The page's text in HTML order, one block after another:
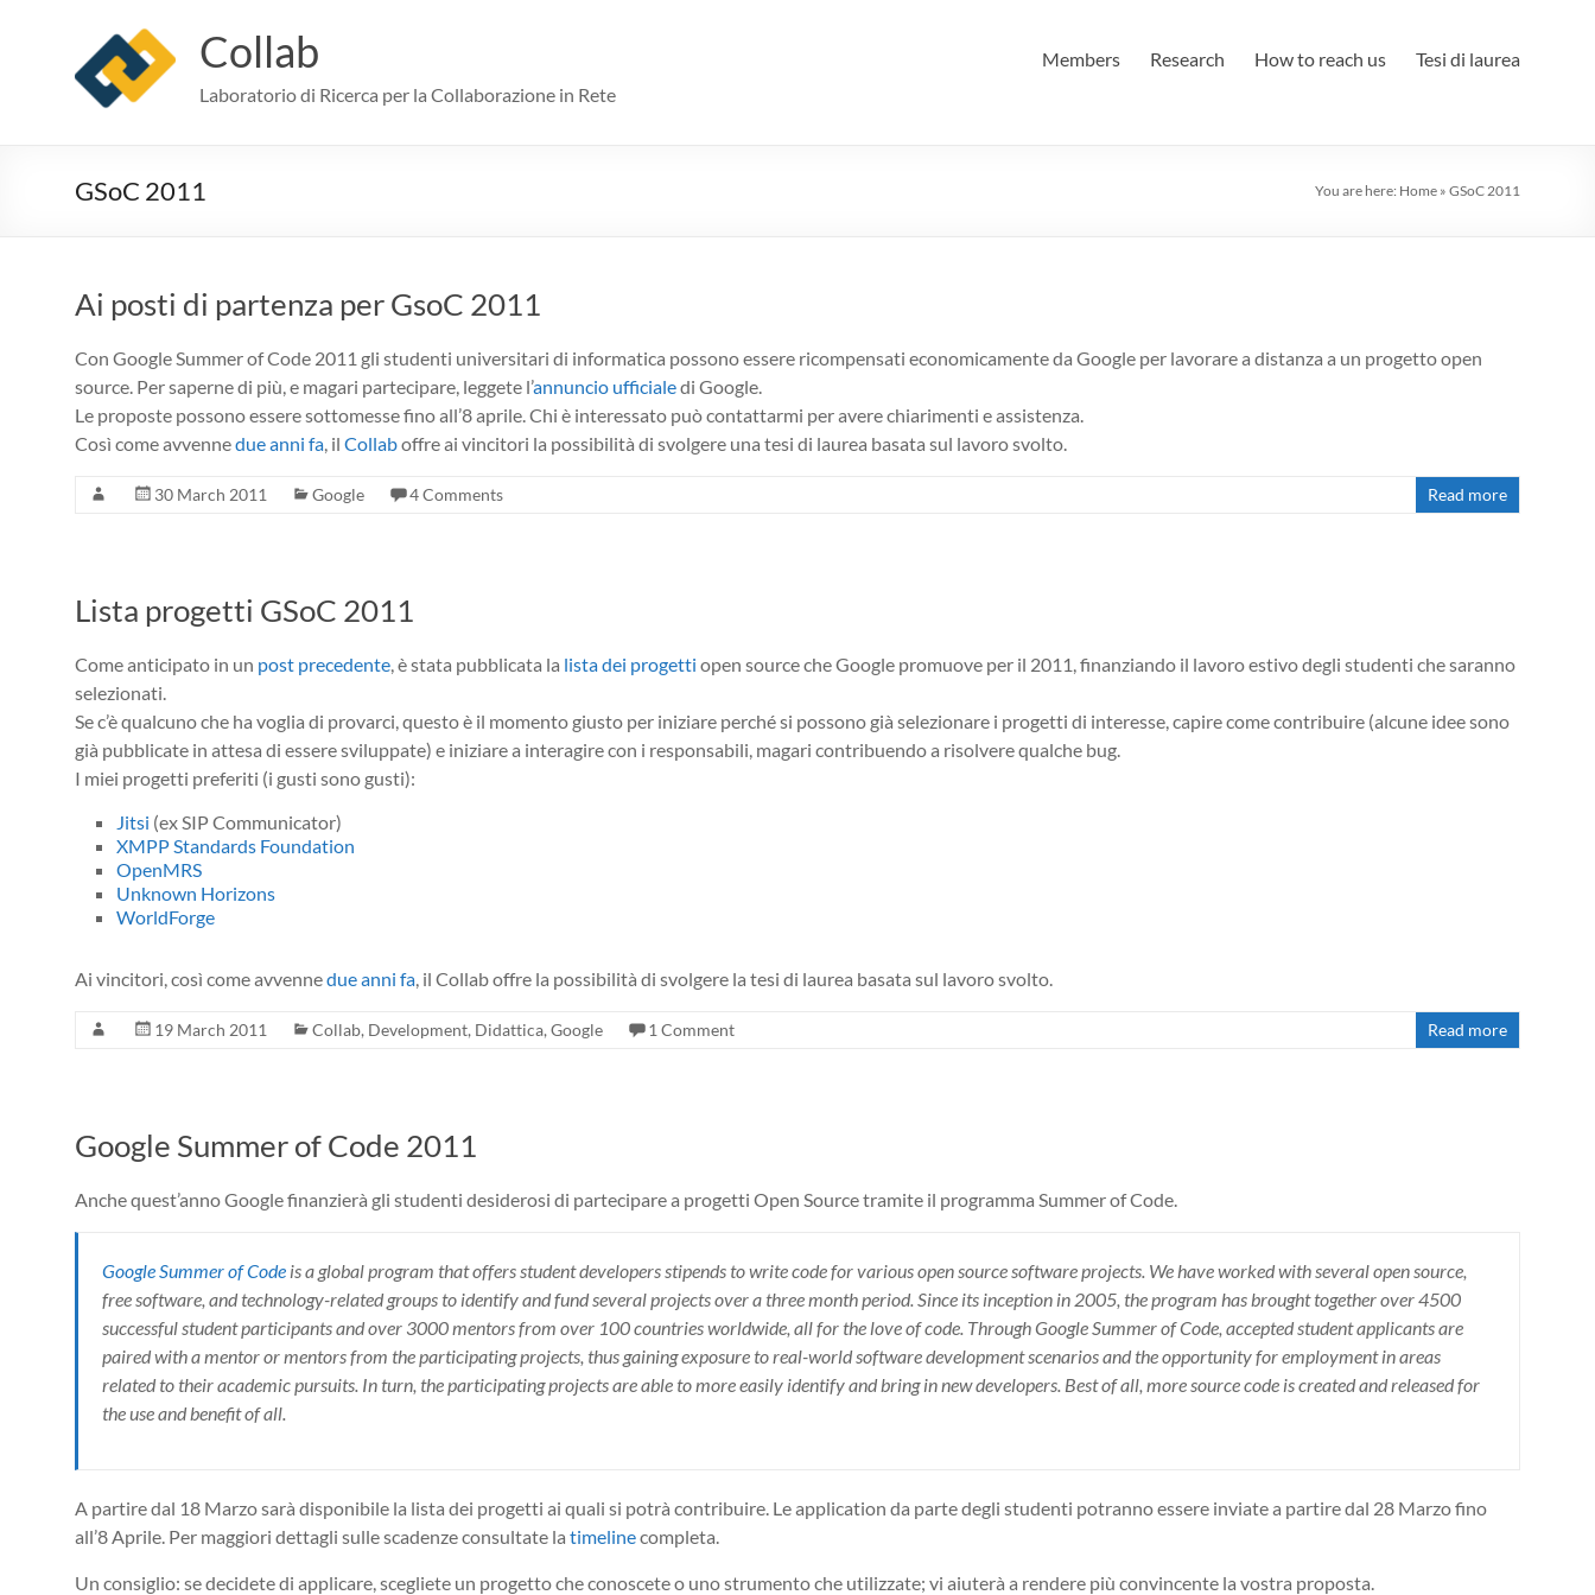
Collab
Laboratorio di Ricerca per la Collaborazione in Rete
Members Research How to reach us Tesi di laurea
GSoC 2011 You are here: Home » GSoC 2011
Ai posti di partenza per GsoC 2011
Con Google Summer of Code 2011 gli studenti universitari di informatica possono essere ricompensati economicamente da Google per lavorare a distanza a un progetto open
source. Per saperne di più, e magari partecipare, leggete l’annuncio ufficialedi Google.
Le proposte possono essere sottomesse fino all’8 aprile. Chi è interessato può contattarmi per avere chiarimenti e assistenza.
Così come avvennedue anni fa, il Collaboffre ai vincitori la possibilità di svolgere una tesi di laurea basata sul lavoro svolto.
30 March 2011 Google 4 Comments Read more
Lista progetti GSoC 2011
Come anticipato in un post precedente, è stata pubblicata la lista dei progetti open source che Google promuove per il 2011, finanziando il lavoro estivo degli studenti che saranno
selezionati.
Se c’è qualcuno che ha voglia di provarci, questo è il momento giusto per iniziare perché si possono già selezionare i progetti di interesse, capire come contribuire (alcune idee sono
già pubblicate in attesa di essere sviluppate) e iniziare a interagire con i responsabili, magari contribuendo a risolvere qualche bug.
I miei progetti preferiti (i gusti sono gusti):
Jitsi (ex SIP Communicator)
XMPP Standards Foundation
OpenMRS
Unknown Horizons
WorldForge
Ai vincitori, così come avvennedue anni fa, il Collab offre la possibilità di svolgere la tesi di laurea basata sul lavoro svolto.
19 March 2011 Collab, Development, Didattica, Google 1 Comment Read more
Google Summer of Code 2011
Anche quest’anno Google finanzierà gli studenti desiderosi di partecipare a progetti Open Source tramite il programma Summer of Code.
Google Summer of Code is a global program that offers student developers stipends to write code for various open source software projects. We have worked with several open source,
free software, and technology-related groups to identify and fund several projects over a three month period. Since its inception in 2005, the program has brought together over 4500
successful student participants and over 3000 mentors from over 100 countries worldwide, all for the love of code. Through Google Summer of Code, accepted student applicants are
paired with a mentor or mentors from the participating projects, thus gaining exposure to real-world software development scenarios and the opportunity for employment in areas
related to their academic pursuits. In turn, the participating projects are able to more easily identify and bring in new developers. Best of all, more source code is created and released for
the use and benefit of all.
A partire dal 18 Marzo sarà disponibile la lista dei progetti ai quali si potrà contribuire. Le application da parte degli studenti potranno essere inviate a partire dal 28 Marzo fino
all’8 Aprile. Per maggiori dettagli sulle scadenze consultate la timelinecompleta.
Un consiglio: se decidete di applicare, scegliete un progetto che conoscete o uno strumento che utilizzate; vi aiuterà a rendere più convincente la vostra proposta.